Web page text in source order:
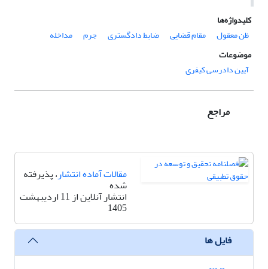
کلیدواژه‌ها
ظن معقول
مقام قضایی ضابط دادگستری جرم
مداخله
موضوعات
آیین دادرسی کیفری
مراجع
مقالات آماده انتشار، پذیرفته
شده
انتشار آنلاین از 11 اردیبهشت
1405
فایل ها